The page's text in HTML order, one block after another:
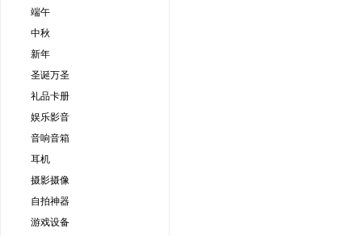
端午
中秋
新年
圣诞万圣
礼品卡册
娱乐影音
音响音箱
耳机
摄影摄像
自拍神器
游戏设备